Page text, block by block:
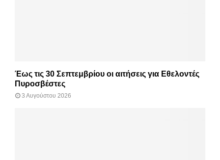
Έως τις 30 Σεπτεμβρίου οι αιτήσεις για Εθελοντές
Πυροσβέστες
3 Αυγούστου 2026